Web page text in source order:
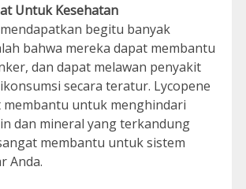
Untuk Kesehatan
begitu banyak
bahwa mereka dapat membantu
dan dapat melawan penyakit
secara teratur. Lycopene
membantu untuk menghindari
dan mineral yang terkandung
membantu untuk sistem
Anda.